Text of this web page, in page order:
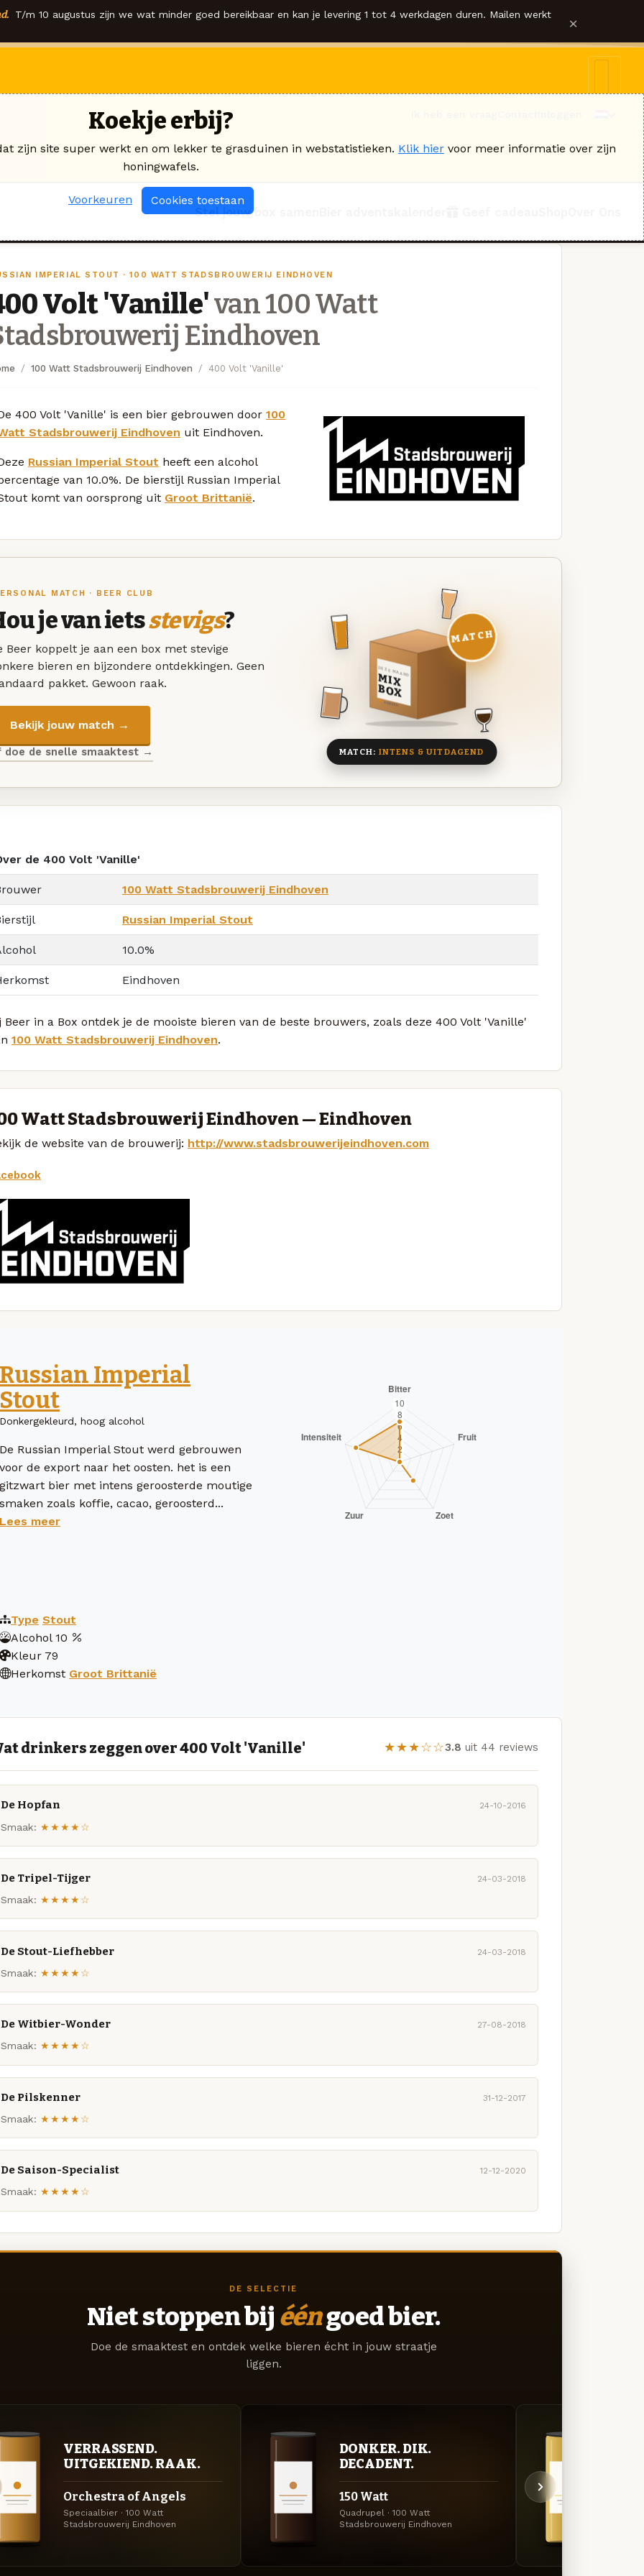
T/m 10 augustus zijn we wat minder goed bereikbaar en kan je levering 1 tot 4 werkdagen duren. Mailen werkt ×
Stel jouw box samen
IMPERIAL STOUT · 100 WATT STADSBROUWERIJ EINDHOVEN
Volt 'Vanille'van 100 Watt
Eindhoven
100 Watt Stadsbrouwerij Eindhoven 400 Volt 'Vanille'
400 Volt 'Vanille' is een bier gebrouwen door 100
Stadsbrouwerij Eindhoven uit Eindhoven.
Russian Imperial Stout heeft een alcohol
van 10.0%. De bierstijl Russian Imperial
komt van oorsprong uit Groot Brittanië.
MATCH · BEER CLUB
je van ietsstevigs?
Beer koppelt je aan een box met stevige
bieren en bijzondere ontdekkingen. Geen
pakket. Gewoon raak.
Bekijk jouw match →
doe de snelle smaaktest →
DEZE MAAND
MIX
BOX
8 BIEREN
MATCH
MATCH: INTENS & UITDAGEND
de 400 Volt 'Vanille'
100 Watt Stadsbrouwerij Eindhoven
Russian Imperial Stout
10.0%
Eindhoven
Beer in a Box ontdek je de mooiste bieren van de beste brouwers, zoals deze 400 Volt 'Vanille'
100 Watt Stadsbrouwerij Eindhoven.
Watt Stadsbrouwerij Eindhoven — Eindhoven
de website van de brouwerij: http://www.stadsbrouwerijeindhoven.com
Russian Imperial
Stout
Donkergekleurd, hoog alcohol
De Russian Imperial Stout werd gebrouwen
voor de export naar het oosten. het is een
gitzwart bier met intens geroosterde moutige
smaken zoals koffie, cacao, geroosterd...
Lees meer
Type Stout
Alcohol 10
Kleur 79
Herkomst Groot Brittanië
drinkers zeggen over 400 Volt 'Vanille' ★★★☆☆3.8 uit 44 reviews
De Hopfan 24-10-2016
Smaak: ★★★★☆
De Tripel-Tijger 24-03-2018
Smaak: ★★★★☆
De Stout-Liefhebber 24-03-2018
Smaak: ★★★★☆
De Witbier-Wonder 27-08-2018
Smaak: ★★★★☆
De Pilskenner 31-12-2017
Smaak: ★★★★☆
De Saison-Specialist 12-12-2020
Smaak: ★★★★☆
DE SELECTIE
Niet stoppen bij ééngoed bier.
Doe de smaaktest en ontdek welke bieren écht in jouw straatje
liggen.
VERRASSEND.
UITGEKIEND. RAAK.
Orchestra of Angels
Speciaalbier · 100 Watt
Stadsbrouwerij Eindhoven
DONKER. DIK.
DECADENT.
150 Watt
Quadrupel · 100 Watt
Stadsbrouwerij Eindhoven
Koekje erbij?
zijn site super werkt en om lekker te grasduinen in webstatistieken. Klik hier voor meer informatie over zijn
honingwafels.
Voorkeuren Cookies toestaan